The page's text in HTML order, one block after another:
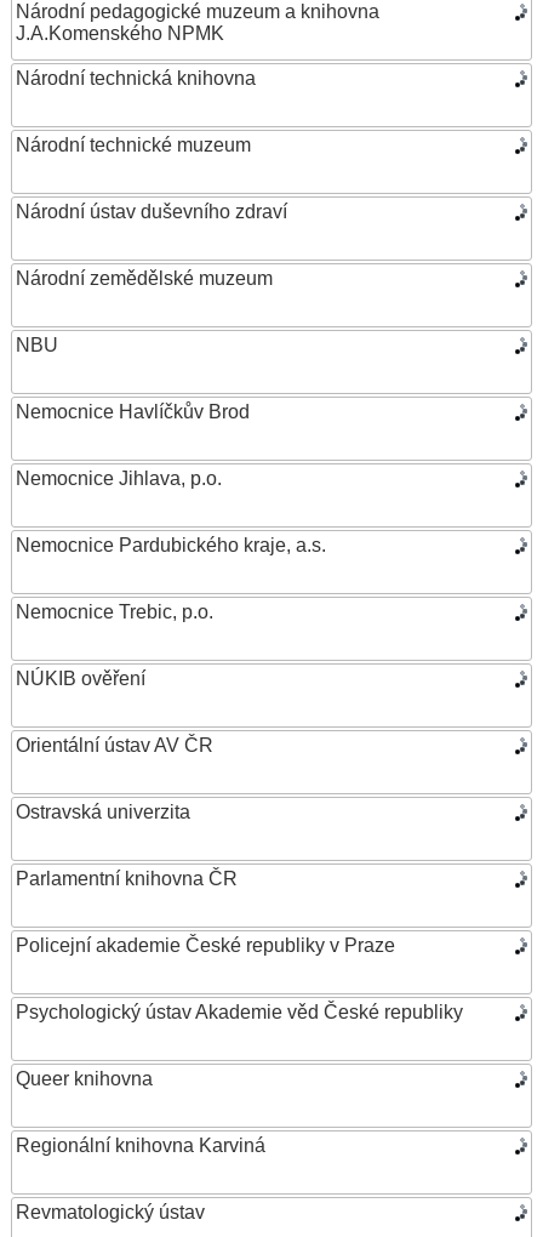
Národní pedagogické muzeum a knihovna
J.A.Komenského NPMK
Národní technická knihovna
Národní technické muzeum
Národní ústav duševního zdraví
Národní zemědělské muzeum
NBU
Nemocnice Havlíčkův Brod
Nemocnice Jihlava, p.o.
Nemocnice Pardubického kraje, a.s.
Nemocnice Trebic, p.o.
NÚKIB ověření
Orientální ústav AV ČR
Ostravská univerzita
Parlamentní knihovna ČR
Policejní akademie České republiky v Praze
Psychologický ústav Akademie věd České republiky
Queer knihovna
Regionální knihovna Karviná
Revmatologický ústav